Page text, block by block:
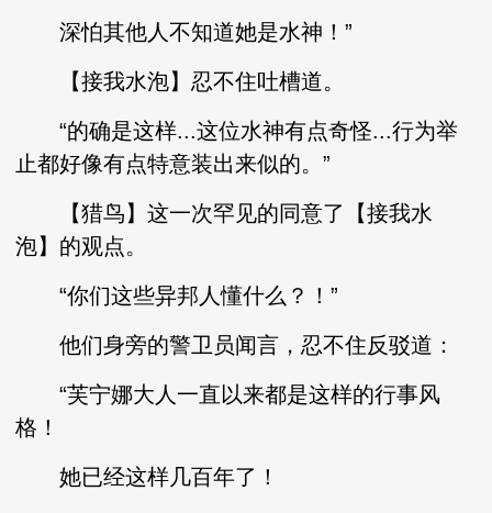
深怕其他人不知道她是水神！”
【接我水泡】忍不住吐槽道。
“的确是这样...这位水神有点奇怪...行为举
止都好像有点特意装出来似的。”
【猎鸟】这一次罕见的同意了【接我水
泡】的观点。
“你们这些异邦人懂什么？！”
他们身旁的警卫员闻言，忍不住反驳道：
“芙宁娜大人一直以来都是这样的行事风
格！
她已经这样几百年了！